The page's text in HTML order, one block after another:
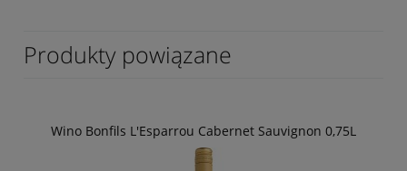
Produkty powiązane
Wino Bonfils L'Esparrou Cabernet Sauvignon 0,75L